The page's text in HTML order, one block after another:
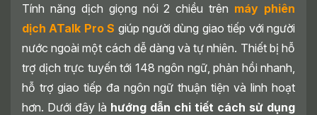
Tính năng dịch giọng nói 2 chiều trên máy phiên
dịch ATalk Pro S giúp người dùng giao tiếp với người
nước ngoài một cách dễ dàng và tự nhiên. Thiết bị hỗ
trợ dịch trực tuyến tới 148 ngôn ngữ, phản hồi nhanh,
hỗ trợ giao tiếp đa ngôn ngữ thuận tiện và linh hoạt
hơn. Dưới đây là hướng dẫn chi tiết cách sử dụng